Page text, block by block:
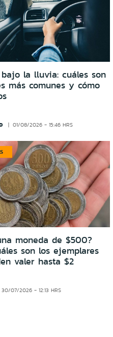
la lluvia: cuáles son
más comunes y cómo
01/08/2026 - 15:46 HRS
moneda de $500?
son los ejemplares
valer hasta $2
30/07/2026 - 12:13 HRS